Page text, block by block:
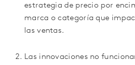
estrategia de precio por
marca o categoría que
las ventas.
Las innovaciones no